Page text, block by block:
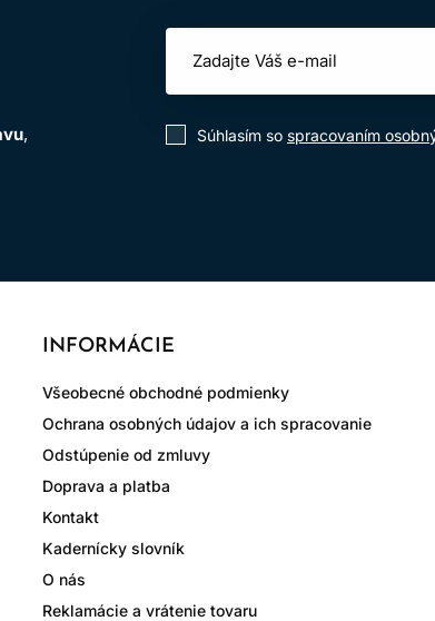
,
Súhlasím so spracovaním
INFORMÁCIE
Všeobecné obchodné podmienky
Ochrana osobných údajov a ich spracovanie
Odstúpenie od zmluvy
Doprava a platba
Kontakt
Kadernícky slovník
O nás
Reklamácie a vrátenie tovaru